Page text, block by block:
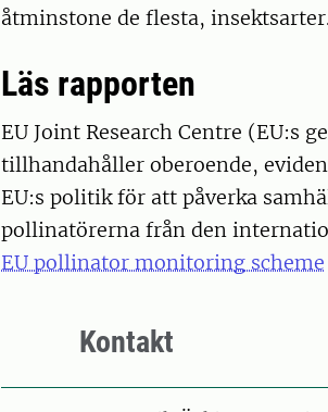
åtminstone de flesta,
Läs rapporten
EU Joint Research Centre (EU:s
tillhandahåller oberoende,
EU:s politik för att påverka
pollinatörerna från den
EU pollinator monitoring scheme
Kontakt